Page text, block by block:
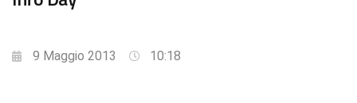
9 Maggio 2013 10:18